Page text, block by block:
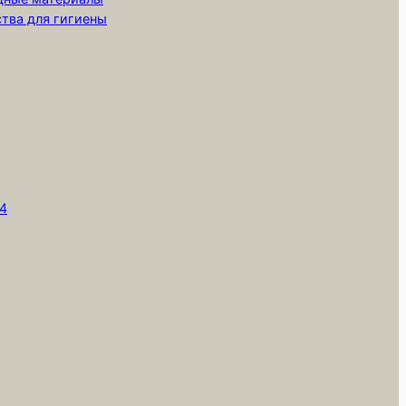
для гигиены